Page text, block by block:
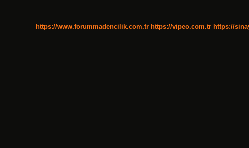
https://www.forummadencilik.com.tr https://vipeo.com.tr https://